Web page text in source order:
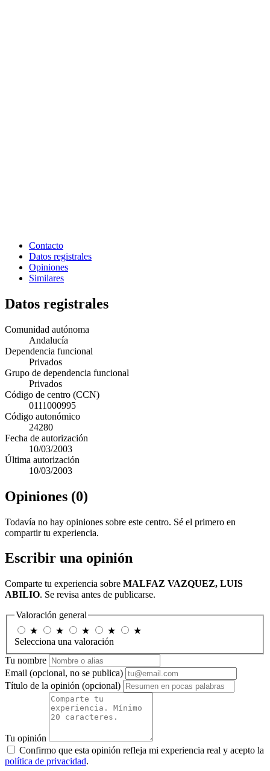
Contacto
Datos registrales
Opiniones
Similares
Datos registrales
Comunidad autónoma
Andalucía
Dependencia funcional
Privados
Grupo de dependencia funcional
Privados
Código de centro (CCN)
0111000995
Código autonómico
24280
Fecha de autorización
10/03/2003
Última autorización
10/03/2003
Opiniones (0)
Todavía no hay opiniones sobre este centro. Sé el primero en
compartir tu experiencia.
Escribir una opinión
Comparte tu experiencia sobre MALFAZ VAZQUEZ, LUIS
ABILIO. Se revisa antes de publicarse.
Valoración general
★
★ ★ ★
★
Selecciona una valoración
Tu nombre
Email (opcional, no se publica)
Título de la opinión (opcional)
Tu opinión
Confirmo que esta opinión refleja mi experiencia real y acepto la
política de privacidad.